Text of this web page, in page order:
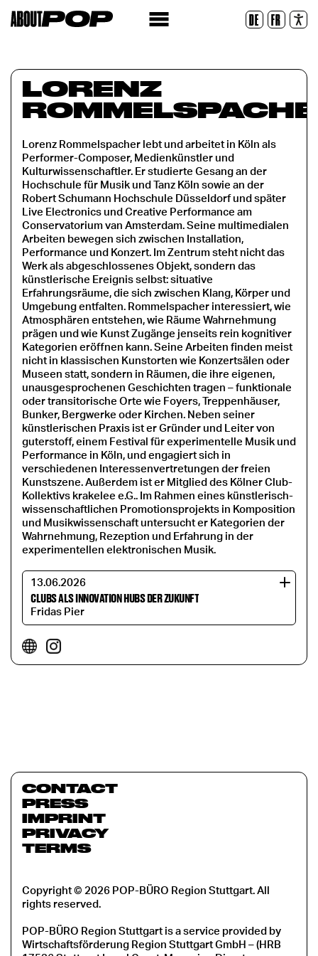
DE FR
LORENZ
Lorenz Rommelspacher lebt und arbeitet in Köln als
Performer-Composer, Medienkünstler und
Kulturwissenschaftler. Er studierte Gesang an der
Hochschule für Musik und Tanz Köln sowie an der
Robert Schumann Hochschule Düsseldorf und später
Live Electronics und Creative Performance am
Conservatorium van Amsterdam. Seine multimedialen
Arbeiten bewegen sich zwischen Installation,
Performance und Konzert. Im Zentrum steht nicht das
Werk als abgeschlossenes Objekt, sondern das
künstlerische Ereignis selbst: situative
Erfahrungsräume, die sich zwischen Klang, Körper und
Umgebung entfalten. Rommelspacher interessiert, wie
Atmosphären entstehen, wie Räume Wahrnehmung
prägen und wie Kunst Zugänge jenseits rein kognitiver
Kategorien eröffnen kann. Seine Arbeiten finden meist
nicht in klassischen Kunstorten wie Konzertsälen oder
Museen statt, sondern in Räumen, die ihre eigenen,
unausgesprochenen Geschichten tragen – funktionale
oder transitorische Orte wie Foyers, Treppenhäuser,
Bunker, Bergwerke oder Kirchen. Neben seiner
künstlerischen Praxis ist er Gründer und Leiter von
guterstoff, einem Festival für experimentelle Musik und
Performance in Köln, und engagiert sich in
verschiedenen Interessenvertretungen der freien
Kunstszene. Außerdem ist er Mitglied des Kölner Club-
Kollektivs krakelee e.G.. Im Rahmen eines künstlerisch-
wissenschaftlichen Promotionsprojekts in Komposition
und Musikwissenschaft untersucht er Kategorien der
Wahrnehmung, Rezeption und Erfahrung in der
experimentellen elektronischen Musik.
13.06.2026
CLUBS ALS INNOVATION HUBS DER ZUKUNFT
Fridas Pier
CONTACT
PRESS
IMPRINT
PRIVACY
TERMS
Copyright © 2026 POP-BÜRO Region Stuttgart. All
rights reserved.
POP-BÜRO Region Stuttgart is a service provided by
Wirtschaftsförderung Region Stuttgart GmbH – (HRB